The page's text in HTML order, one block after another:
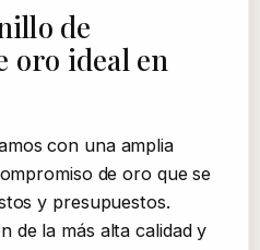
de
oro ideal en
con una amplia
de oro que se
y presupuestos.
de la más alta calidad y